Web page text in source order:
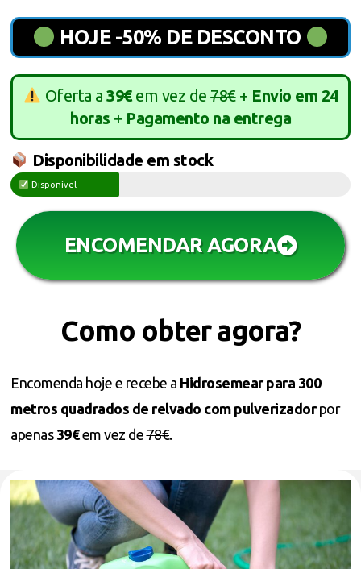
HOJE -50% DE DESCONTO
Oferta a39€em vez de78€+ Envio em 24
horas + Pagamento na entrega
Disponibilidade em stock
Disponível
ENCOMENDAR AGORA
Como obter agora?
Encomenda hoje e recebe a Hidrosemear para 300
metros quadrados de relvado com pulverizadorpor
apenas 39€em vez de78€.